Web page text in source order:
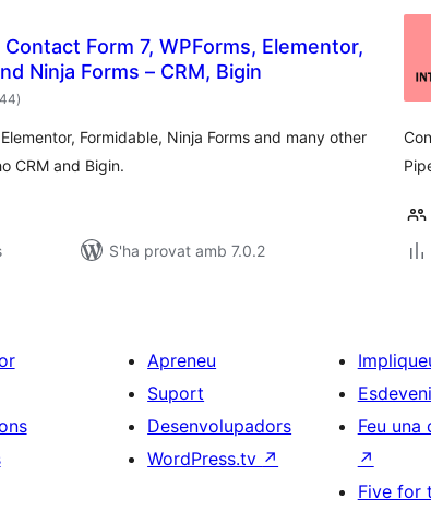
Form 7, WPForms, Elementor,
Ninja Forms – CRM, Bigin
puntuacions
totals
)
Formidable, Ninja Forms and many other
CRM and Bigin.
S'ha provat amb 7.0.2
Apreneu
Suport
Desenvolupadors
WordPress.tv ↗
Feu una
↗
Five for